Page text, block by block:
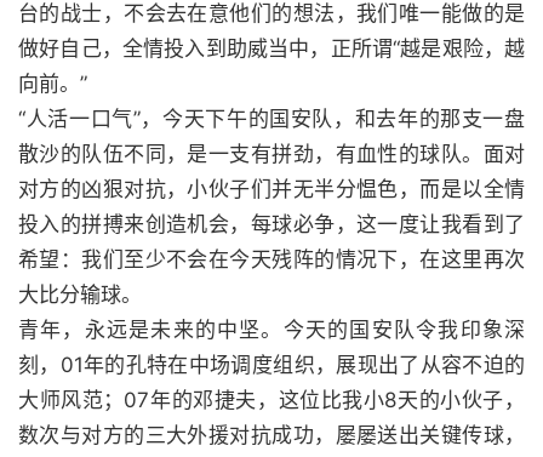
台的战士，不会去在意他们的想法，我们唯一能做的是
做好自己，全情投入到助威当中，正所谓“越是艰险，越
向前。”
“人活一口气”，今天下午的国安队，和去年的那支一盘
散沙的队伍不同，是一支有拼劲，有血性的球队。面对
对方的凶狠对抗，小伙子们并无半分愠色，而是以全情
投入的拼搏来创造机会，每球必争，这一度让我看到了
希望：我们至少不会在今天残阵的情况下，在这里再次
大比分输球。
青年，永远是未来的中坚。今天的国安队令我印象深
刻，01年的孔特在中场调度组织，展现出了从容不迫的
大师风范；07年的邓捷夫，这位比我小8天的小伙子，
数次与对方的三大外援对抗成功，屡屡送出关键传球，